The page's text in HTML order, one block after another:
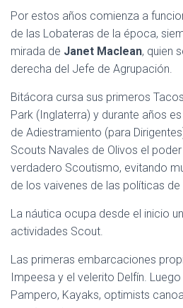
Por estos años comienza a
de las Lobateras de la época,
mirada de Janet Maclean, quien
derecha del Jefe de Agrupación.
Bitácora cursa sus primeros
Park (Inglaterra) y durante años
de Adiestramiento (para
Scouts Navales de Olivos el
verdadero Scoutismo, evitando
de los vaivenes de las políticas de
La náutica ocupa desde el inicio
actividades Scout.
Las primeras embarcaciones
Impeesa y el velerito Delfín.
Pampero, Kayaks, optimists